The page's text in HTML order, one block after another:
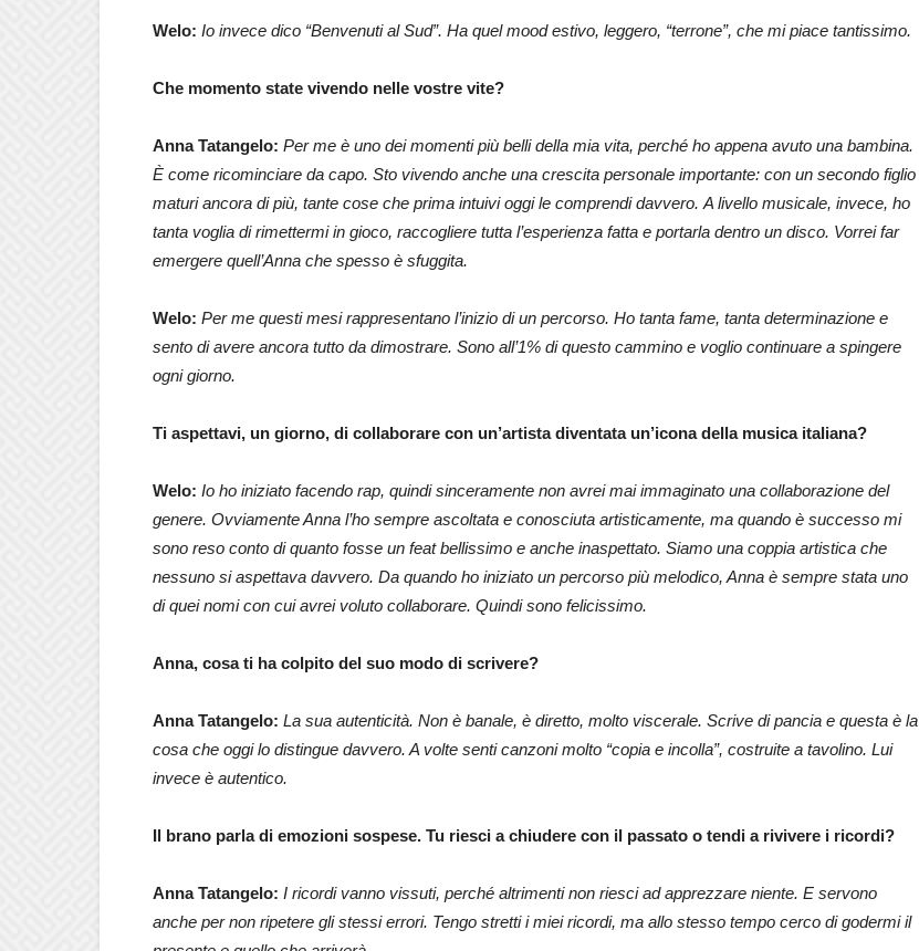
Welo: Io invece dico “Benvenuti al Sud”. Ha quel mood estivo, leggero, “terrone”, che mi piace tantissimo.
Che momento state vivendo nelle vostre vite?
Anna Tatangelo: Per me è uno dei momenti più belli della mia vita, perché ho appena avuto una bambina.
È come ricominciare da capo. Sto vivendo anche una crescita personale importante: con un secondo figlio
maturi ancora di più, tante cose che prima intuivi oggi le comprendi davvero. A livello musicale, invece, ho
tanta voglia di rimettermi in gioco, raccogliere tutta l’esperienza fatta e portarla dentro un disco. Vorrei far
emergere quell’Anna che spesso è sfuggita.
Welo: Per me questi mesi rappresentano l’inizio di un percorso. Ho tanta fame, tanta determinazione e
sento di avere ancora tutto da dimostrare. Sono all’1% di questo cammino e voglio continuare a spingere
ogni giorno.
Ti aspettavi, un giorno, di collaborare con un’artista diventata un’icona della musica italiana?
Welo: Io ho iniziato facendo rap, quindi sinceramente non avrei mai immaginato una collaborazione del
genere. Ovviamente Anna l’ho sempre ascoltata e conosciuta artisticamente, ma quando è successo mi
sono reso conto di quanto fosse un feat bellissimo e anche inaspettato. Siamo una coppia artistica che
nessuno si aspettava davvero. Da quando ho iniziato un percorso più melodico, Anna è sempre stata uno
di quei nomi con cui avrei voluto collaborare. Quindi sono felicissimo.
Anna, cosa ti ha colpito del suo modo di scrivere?
Anna Tatangelo: La sua autenticità. Non è banale, è diretto, molto viscerale. Scrive di pancia e questa è la
cosa che oggi lo distingue davvero. A volte senti canzoni molto “copia e incolla”, costruite a tavolino. Lui
invece è autentico.
Il brano parla di emozioni sospese. Tu riesci a chiudere con il passato o tendi a rivivere i ricordi?
Anna Tatangelo: I ricordi vanno vissuti, perché altrimenti non riesci ad apprezzare niente. E servono
anche per non ripetere gli stessi errori. Tengo stretti i miei ricordi, ma allo stesso tempo cerco di godermi il